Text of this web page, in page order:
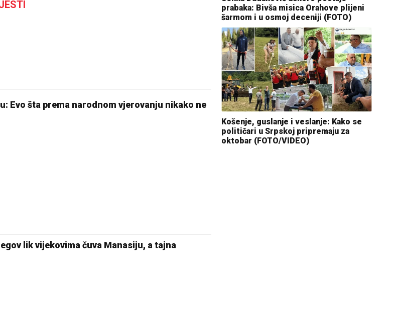
Evo šta prema narodnom vjerovanju nikako ne
lik vijekovima čuva Manasiju, a tajna
prabaka: Bivša misica Orahove plijeni
šarmom i u osmoj deceniji (FOTO)
Košenje, guslanje i veslanje: Kako se
političari u Srpskoj pripremaju za
oktobar (FOTO/VIDEO)